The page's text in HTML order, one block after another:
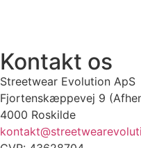
Kontakt os
Streetwear Evolution ApS
Fjortenskæppevej 9
4000 Roskilde